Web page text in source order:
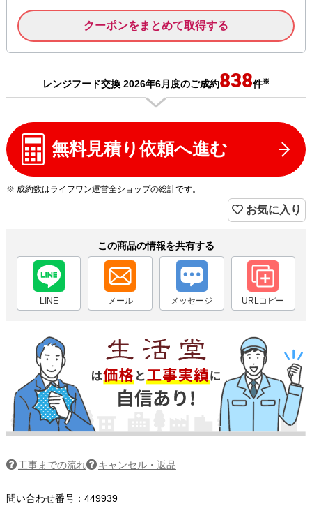
クーポンをまとめて取得する
レンジフード交換 2026年6月度のご成約838件※
無料見積り依頼へ進む
※ 成約数はライフワン運営全ショップの総計です。
お気に入り
この商品の情報を共有する
LINE メール メッセージ URLコピー
工事までの流れ キャンセル・返品
問い合わせ番号：449939